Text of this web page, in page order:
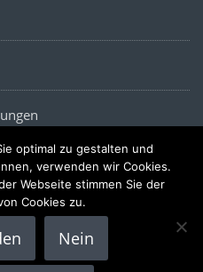
- Alle Rechte
optimal zu gestalten und
verwenden wir Cookies.
Webseite stimmen Sie der
Cookies zu.
Nein